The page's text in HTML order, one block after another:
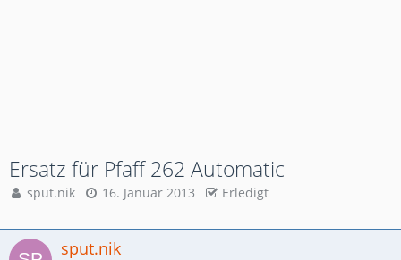
Ersatz für Pfaff 262 Automatic
sput.nik 16. Januar 2013 Erledigt
sput.nik